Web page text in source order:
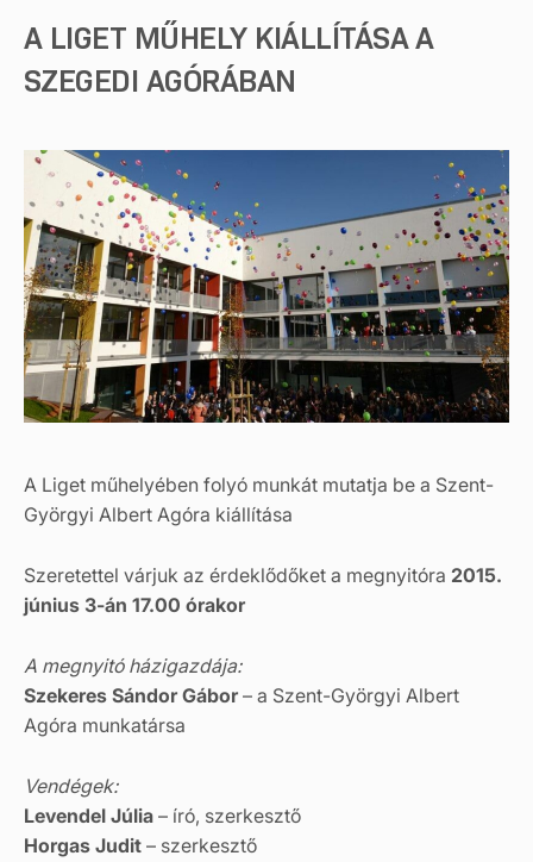
A LIGET MŰHELY KIÁLLÍTÁSA A
SZEGEDI AGÓRÁBAN
A Liget műhelyében folyó munkát mutatja be a Szent-
Györgyi Albert Agóra kiállítása
Szeretettel várjuk az érdeklődőket a megnyitóra 2015.
június 3-án 17.00 órakor
A megnyitó házigazdája:
Szekeres Sándor Gábor – a Szent-Györgyi Albert
Agóra munkatársa
Vendégek:
Levendel Júlia – író, szerkesztő
Horgas Judit – szerkesztő